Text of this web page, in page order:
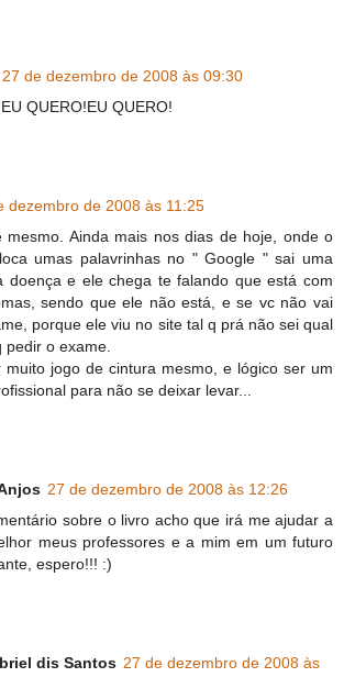
27 de dezembro de 2008 às 09:30
QUERO!EU QUERO!
dezembro de 2008 às 11:25
mesmo. Ainda mais nos dias de hoje, onde o
umas palavrinhas no " Google " sai uma
doença e ele chega te falando que está com
sendo que ele não está, e se vc não vai
porque ele viu no site tal q prá não sei qual
pedir o exame.
muito jogo de cintura mesmo, e lógico ser um
para não se deixar levar...
27 de dezembro de 2008 às 12:26
sobre o livro acho que irá me ajudar a
meus professores e a mim em um futuro
espero!!! :)
dis Santos 27 de dezembro de 2008 às